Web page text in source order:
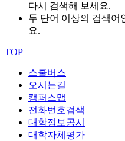
다시 검색해 보세요.
두 단어 이상의 검색어
요.
TOP
스쿨버스
오시는길
캠퍼스맵
전화번호검색
대학정보공시
대학자체평가